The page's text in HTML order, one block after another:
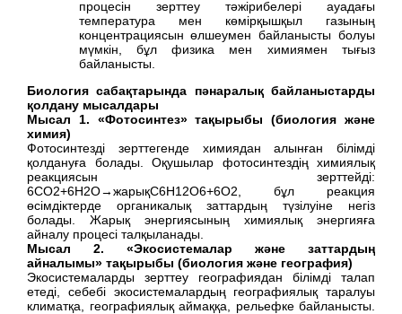
процесін зерттеу тәжірибелері ауадағы
температура мен көмірқышқыл газының
концентрациясын өлшеумен байланысты болуы
мүмкін, бұл физика мен химиямен тығыз
байланысты.
Биология сабақтарында пәнаралық байланыстарды
қолдану мысалдары
Мысал 1. «Фотосинтез» тақырыбы (биология және
химия)
Фотосинтезді зерттегенде химиядан алынған білімді
қолдануға болады. Оқушылар фотосинтездің химиялық
реакциясын зерттейді:
6CO2+6H2O→жарықC6H12O6+6O2, бұл реакция
өсімдіктерде органикалық заттардың түзілуіне негіз
болады. Жарық энергиясының химиялық энергияға
айналу процесі талқыланады.
Мысал 2. «Экосистемалар және заттардың
айналымы» тақырыбы (биология және география)
Экосистемаларды зерттеу географиядан білімді талап
етеді, себебі экосистемалардың географиялық таралуы
климатқа, географиялық аймаққа, рельефке байланысты.